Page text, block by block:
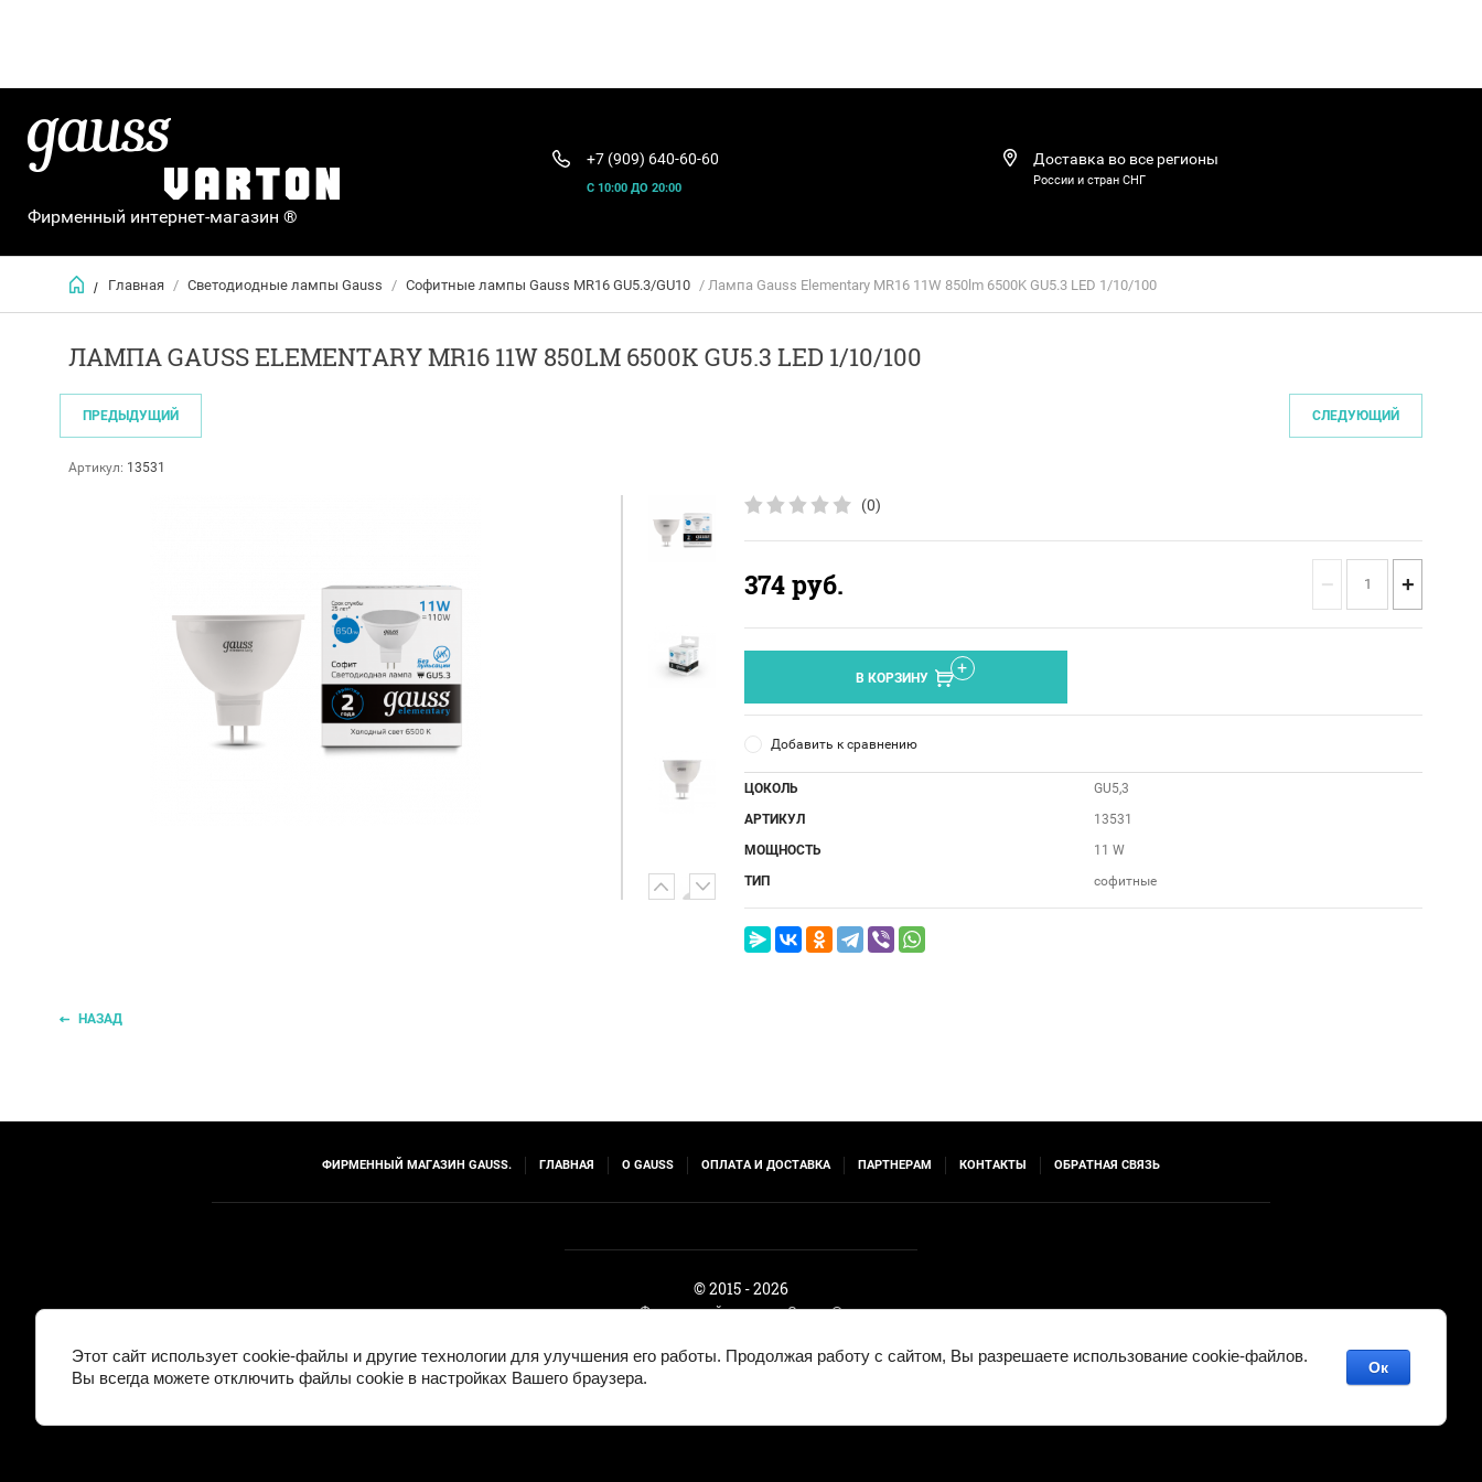
Фирменный интернет-магазин ®
+7 (909) 640-60-60
С 10:00 ДО 20:00
Доставка во все регионы
России и стран СНГ
/ Главная / Светодиодные лампы Gauss / Софитные лампы Gauss MR16 GU5.3/GU10 / Лампа Gauss Elementary MR16 11W 850lm 6500K GU5.3 LED 1/10/100
ЛАМПА GAUSS ELEMENTARY MR16 11W 850LM 6500K GU5.3 LED 1/10/100
ПРЕДЫДУЩИЙ СЛЕДУЮЩИЙ
Артикул: 13531
(0)
374 руб. − +
В КОРЗИНУ
Добавить к сравнению
ЦОКОЛЬ
GU5,3
АРТИКУЛ
13531
МОЩНОСТЬ
11 W
ТИП
софитные
НАЗАД
ФИРМЕННЫЙ МАГАЗИН GAUSS. ГЛАВНАЯ О GAUSS ОПЛАТА И ДОСТАВКА ПАРТНЕРАМ КОНТАКТЫ ОБРАТНАЯ СВЯЗЬ
© 2015 - 2026
Фирменный магазин Gauss ®
Этот сайт использует cookie-файлы и другие технологии для улучшения его работы. Продолжая работу с сайтом, Вы разрешаете использование cookie-файлов.
Вы всегда можете отключить файлы cookie в настройках Вашего браузера.
Ок